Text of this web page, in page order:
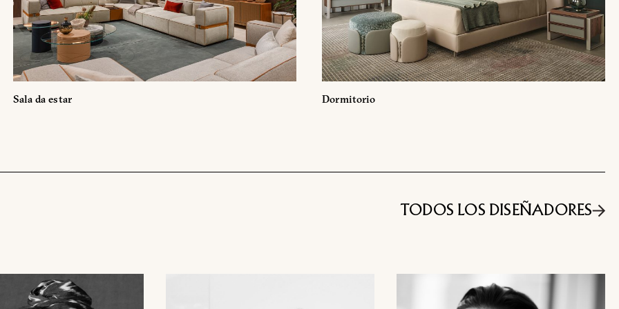
Sala da estar Dormitorio
TODOS LOS DISEÑADORES
the request for information
Copiar link correo electrónico
Whatsapp Facebook
contraseña. Para verlo, introduzca su contraseña a continuación: